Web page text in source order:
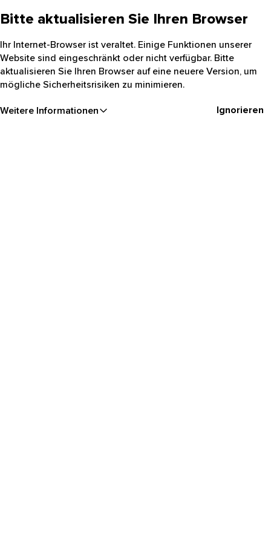
Bitte aktualisieren Sie Ihren Browser
Ihr Internet-Browser ist veraltet. Einige Funktionen unserer
Website sind eingeschränkt oder nicht verfügbar. Bitte
aktualisieren Sie Ihren Browser auf eine neuere Version, um
mögliche Sicherheitsrisiken zu minimieren.
Weitere Informationen Ignorieren